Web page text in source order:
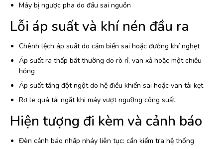
Máy bị ngược pha do đấu sai nguồn
Lỗi áp suất và khí nén đầu ra
Chênh lệch áp suất do cảm biến sai hoặc đường khí nghẹt
Áp suất ra thấp bất thường do rò rỉ, van xả hoặc một chiều
hỏng
Áp suất tăng đột ngột do hệ điều khiển sai hoặc van tải kẹt
Rơ le quá tải ngắt khi máy vượt ngưỡng công suất
Hiện tượng đi kèm và cảnh báo
Đèn cảnh báo nhấp nháy liên tục: cần kiểm tra hệ thống